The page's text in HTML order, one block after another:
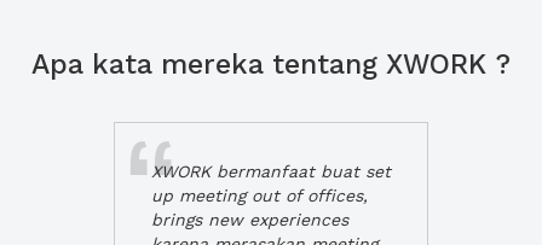
Apa kata mereka tentang XWORK ?
XWORK bermanfaat buat set
up meeting out of offices,
brings new experiences